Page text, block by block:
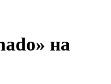
на